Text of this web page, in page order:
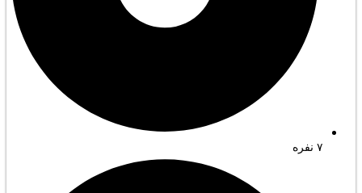
۷ نفره